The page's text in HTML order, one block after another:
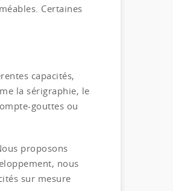
Certaines
capacités,
la sérigraphie, le
gouttes ou
proposons
nous
sur mesure